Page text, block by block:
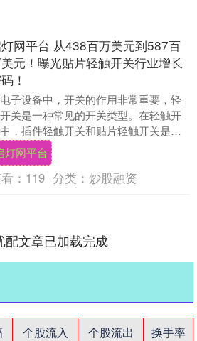
网平台 从438百万美元到587百
元！曝光贴片轻触开关行业增长
！
子设备中，开关的作用非常重要，轻
关是一种常见的开关类型。在轻触开
，插件轻触开关和贴片轻触开关是两
用的类型。贴片轻触开关相对于插件
开关来说，更....
灯网平台
： 119 分类： 炒股融资
配文章已加载完成
个股流入 个股流出
换手率